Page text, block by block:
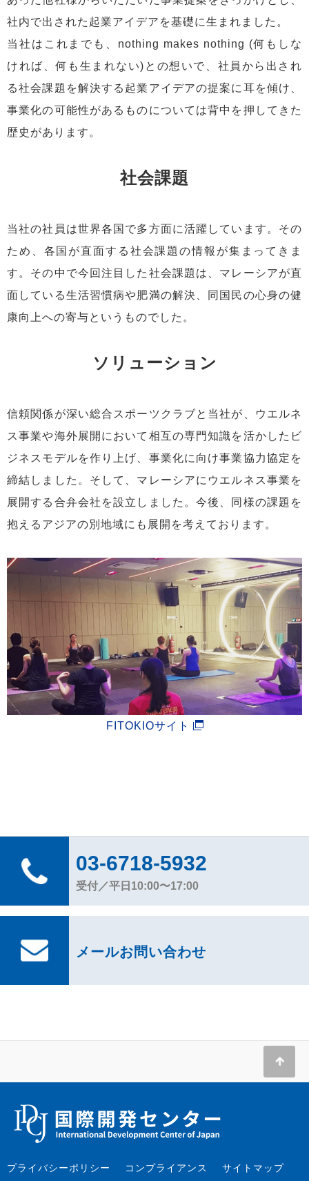
社内で出された起業アイデアを基礎に生まれました。
当社はこれまでも、nothing makes nothing (何もしな
ければ、何も生まれない)との想いで、社員から出され
る社会課題を解決する起業アイデアの提案に耳を傾け、
事業化の可能性があるものについては背中を押してきた
歴史があります。
社会課題
当社の社員は世界各国で多方面に活躍しています。その
ため、各国が直面する社会課題の情報が集まってきま
す。その中で今回注目した社会課題は、マレーシアが直
面している生活習慣病や肥満の解決、同国民の心身の健
康向上への寄与というものでした。
ソリューション
信頼関係が深い総合スポーツクラブと当社が、ウエルネ
ス事業や海外展開において相互の専門知識を活かしたビ
ジネスモデルを作り上げ、事業化に向け事業協力協定を
締結しました。そして、マレーシアにウエルネス事業を
展開する合弁会社を設立しました。今後、同様の課題を
抱えるアジアの別地域にも展開を考えております。
FITOKIOサイト
03-6718-5932
受付／平日10:00〜17:00
メールお問い合わせ
プライバシーポリシー コンプライアンス サイトマップ